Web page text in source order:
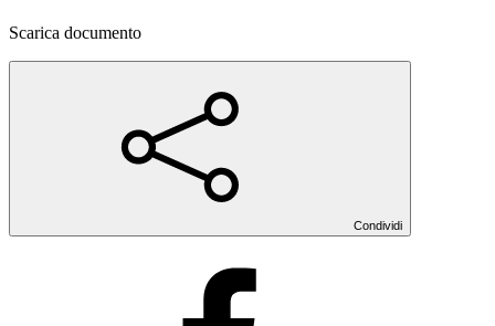
Scarica documento
Condividi